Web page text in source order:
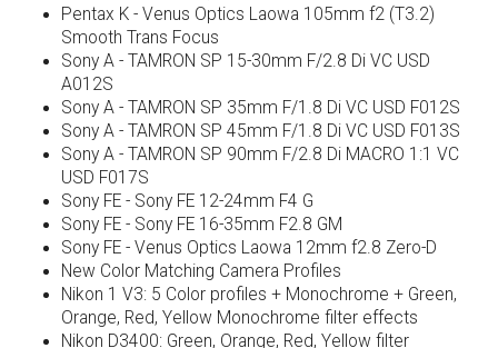
Pentax K - Venus Optics Laowa 105mm f2 (T3.2)
Smooth Trans Focus
Sony A - TAMRON SP 15-30mm F/2.8 Di VC USD
A012S
Sony A - TAMRON SP 35mm F/1.8 Di VC USD F012S
Sony A - TAMRON SP 45mm F/1.8 Di VC USD F013S
Sony A - TAMRON SP 90mm F/2.8 Di MACRO 1:1 VC
USD F017S
Sony FE - Sony FE 12-24mm F4 G
Sony FE - Sony FE 16-35mm F2.8 GM
Sony FE - Venus Optics Laowa 12mm f2.8 Zero-D
New Color Matching Camera Profiles
Nikon 1 V3: 5 Color profiles + Monochrome + Green,
Orange, Red, Yellow Monochrome filter effects
Nikon D3400: Green, Orange, Red, Yellow filter